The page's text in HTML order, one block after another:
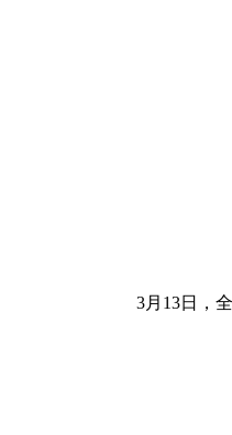
3月13日，全